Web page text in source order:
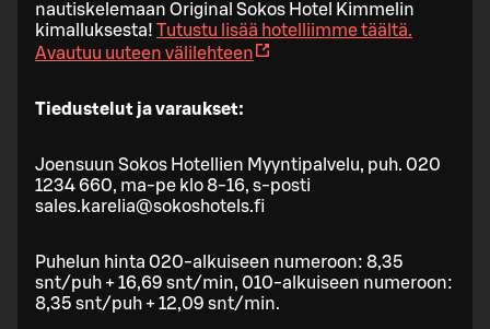
nautiskelemaan Original Sokos Hotel Kimmelin
kimalluksesta! Tutustu lisää hotelliimme täältä.
Avautuu uuteen välilehteen
Tie­dus­te­lut ja va­rauk­set:
Joen­suun Sokos Ho­tel­lien Myyn­ti­pal­ve­lu, puh. 020
1234 660, ma-pe klo 8-16, s-posti
sales.karelia@sokoshotels.fi
Pu­he­lun hinta 020-al­kui­seen nu­me­roon: 8,35
snt/puh + 16,69 snt/min, 010-al­kui­seen nu­me­roon:
8,35 snt/puh + 12,09 snt/min.